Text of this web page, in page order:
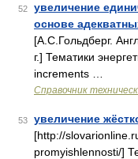
52
увеличение
основе
[А.С.Гольдберг.
г.] Тематики
increments …
Справочник
53 увеличение
[http://
promyishlennosti/]